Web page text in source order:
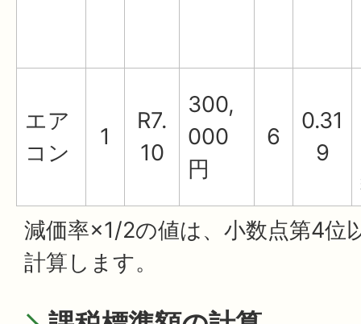
エア
コン
1
R7.
10
300,
000
円
6
0.31
9
減価率×1/2の値は、小数点第4位
計算します。